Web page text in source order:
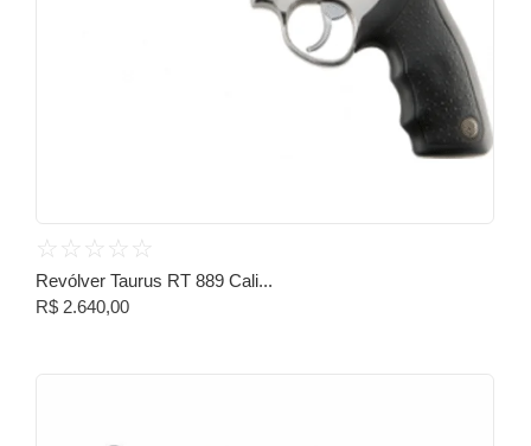
☆ ☆ ☆ ☆ ☆
Revólver Taurus RT 889 Cali...
R$ 2.640,00